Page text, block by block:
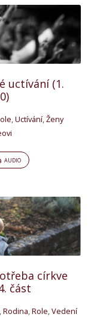
uctívání (1.
Uctívání, Ženy
AUDIO
církve
část
,Rodina,Role,Vedení